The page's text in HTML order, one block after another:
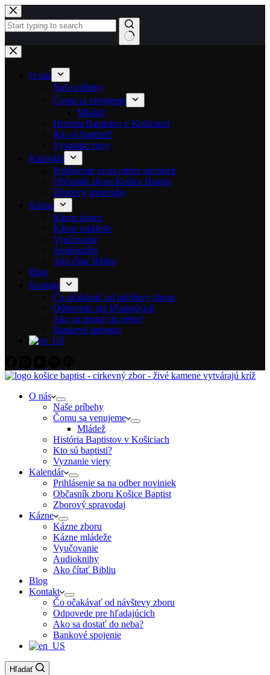
Skip to content
No results
O nás
Naše príbehy
Čomu sa venujeme
Mládež
História Baptistov v Košiciach
Kto sú baptisti?
Vyznanie viery
Kalendár
Prihlásenie sa na odber noviniek
Občasník zboru Košice Baptist
Zborový spravodaj
Kázne
Kázne zboru
Kázne mládeže
Vyučovanie
Audioknihy
Ako čítať Bibliu
Blog
Kontakt
Čo očakávať od návštevy zboru
Odpovede pre hľadajúcich
Ako sa dostať do neba?
Bankové spojenie
O nás
Naše príbehy
Čomu sa venujeme
Mládež
História Baptistov v Košiciach
Kto sú baptisti?
Vyznanie viery
Kalendár
Prihlásenie sa na odber noviniek
Občasník zboru Košice Baptist
Zborový spravodaj
Kázne
Kázne zboru
Kázne mládeže
Vyučovanie
Audioknihy
Ako čítať Bibliu
Blog
Kontakt
Čo očakávať od návštevy zboru
Odpovede pre hľadajúcich
Ako sa dostať do neba?
Bankové spojenie
Hľadať